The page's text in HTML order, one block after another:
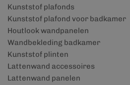
Kunststof plafonds
Kunststof plafond voor badkamer
Houtlook wandpanelen
Wandbekleding badkamer
Kunststof plinten
Lattenwand accessoires
Lattenwand panelen